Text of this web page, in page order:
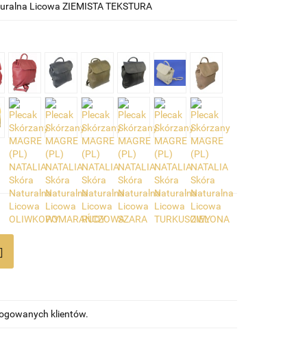
Licowa ZIEMISTA TEKSTURA
klientów.